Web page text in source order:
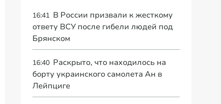
16:41 В России призвали к жесткому
ответу ВСУ после гибели людей под
Брянском
16:40 Раскрыто, что находилось на
борту украинского самолета Ан в
Лейпциге